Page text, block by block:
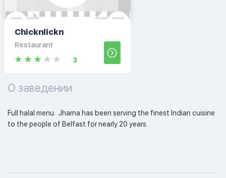
Chicknlickn
Restaurant
3
О заведении
Full halal menu.  Jharna has been serving the finest Indian cuisine
to the people of Belfast for nearly 20 years.